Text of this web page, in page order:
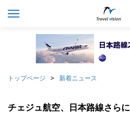
トップページ 新着ニュース
チェジュ航空、日本路線さら